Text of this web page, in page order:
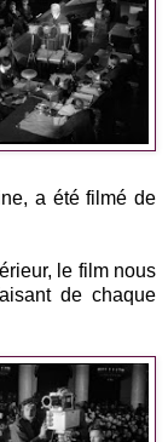
a été filmé de
le film nous
de chaque